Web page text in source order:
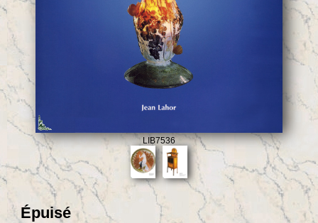
LIB7536
Épuisé